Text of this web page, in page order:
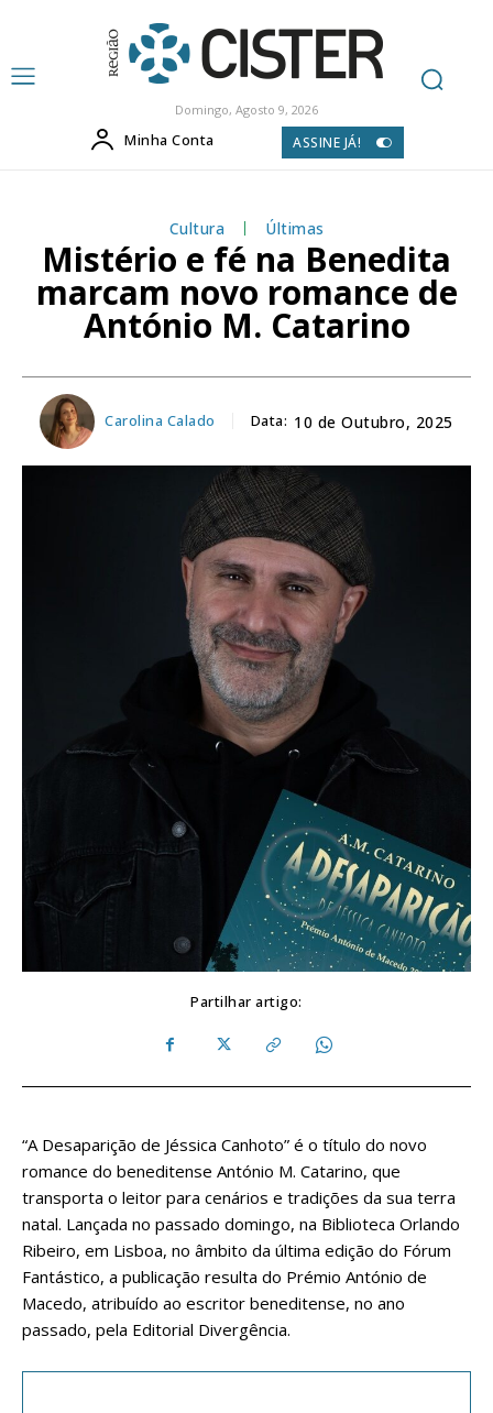
Domingo, Agosto 9, 2026
Minha Conta ASSINE JÁ!
Cultura Últimas
Mistério e fé na Benedita
marcam novo romance de
António M. Catarino
Carolina Calado Data: 10 de Outubro, 2025
Partilhar artigo:
“A Desaparição de Jéssica Canhoto” é o título do novo
romance do beneditense António M. Catarino, que
transporta o leitor para cenários e tradições da sua terra
natal. Lançada no passado domingo, na Biblioteca Orlando
Ribeiro, em Lisboa, no âmbito da última edição do Fórum
Fantástico, a publicação resulta do Prémio António de
Macedo, atribuído ao escritor beneditense, no ano
passado, pela Editorial Divergência.